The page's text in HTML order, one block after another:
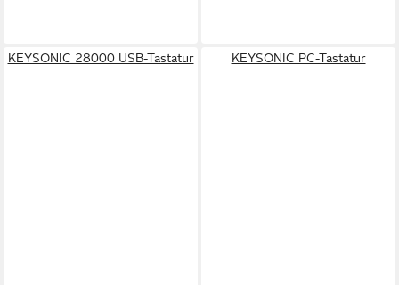
KEYSONIC 28000 USB-Tastatur KEYSONIC PC-Tastatur